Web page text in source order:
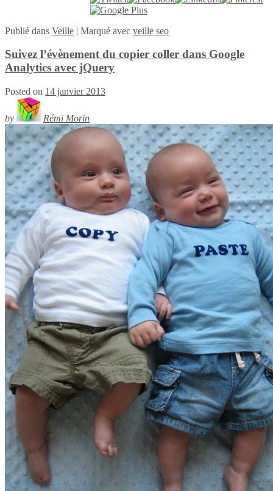
Publié dans Veille | Marqué avec veille seo
Suivez l’évènement du copier coller dans Google
Analytics avec jQuery
Posted on 14 janvier 2013
by Rémi Morin